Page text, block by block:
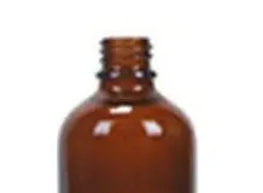
Dopobarba